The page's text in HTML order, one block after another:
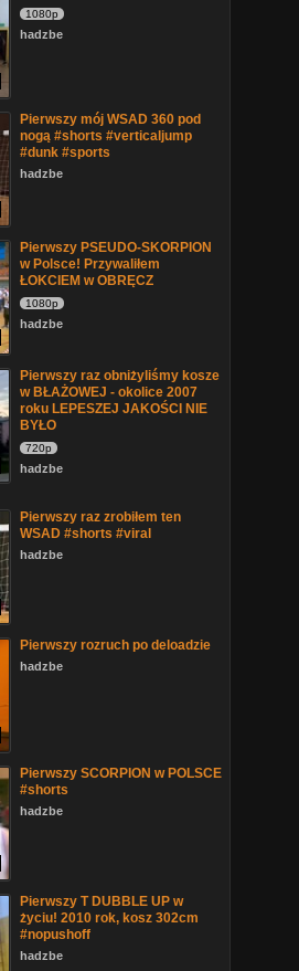
1080p
hadzbe
Pierwszy mój WSAD 360 pod
nogą #shorts #verticaljump
#dunk #sports
hadzbe
Pierwszy PSEUDO-SKORPION
w Polsce! Przywaliłem
ŁOKCIEM w OBRĘCZ
1080p
hadzbe
Pierwszy raz obniżyliśmy kosze
w BŁAŻOWEJ - okolice 2007
roku LEPESZEJ JAKOŚCI NIE
BYŁO
720p
hadzbe
Pierwszy raz zrobiłem ten
WSAD #shorts #viral
hadzbe
Pierwszy rozruch po deloadzie
hadzbe
Pierwszy SCORPION w POLSCE
#shorts
hadzbe
Pierwszy T DUBBLE UP w
życiu! 2010 rok, kosz 302cm
#nopushoff
hadzbe